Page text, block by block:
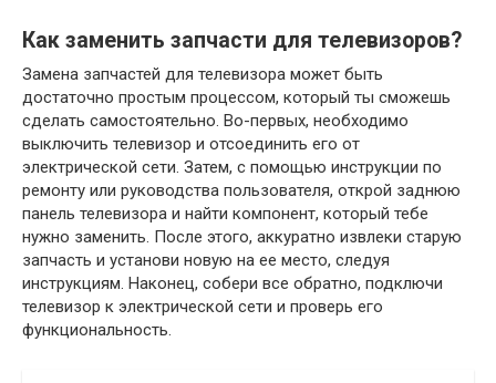
Как заменить запчасти для телевизоров?
Замена запчастей для телевизора может быть
достаточно простым процессом, который ты сможешь
сделать самостоятельно. Во-первых, необходимо
выключить телевизор и отсоединить его от
электрической сети. Затем, с помощью инструкции по
ремонту или руководства пользователя, открой заднюю
панель телевизора и найти компонент, который тебе
нужно заменить. После этого, аккуратно извлеки старую
запчасть и установи новую на ее место, следуя
инструкциям. Наконец, собери все обратно, подключи
телевизор к электрической сети и проверь его
функциональность.